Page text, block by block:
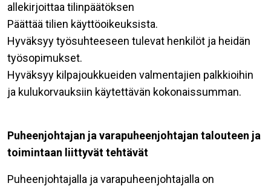
allekirjoittaa tilinpäätöksen
Päättää tilien käyttöoikeuksista.
Hyväksyy työsuhteeseen tulevat henkilöt ja heidän
työsopimukset.
Hyväksyy kilpajoukkueiden valmentajien palkkioihin
ja kulukorvauksiin käytettävän kokonaissumman.
Puheenjohtajan ja varapuheenjohtajan talouteen ja
toimintaan liittyvät tehtävät
Puheenjohtajalla ja varapuheenjohtajalla on